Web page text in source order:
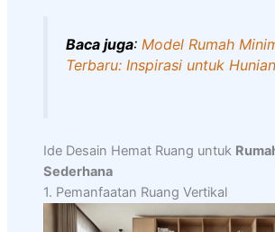
Baca juga: Model Rumah
Terbaru: Inspirasi untuk
Ide Desain Hemat Ruang untuk
Sederhana
1. Pemanfaatan Ruang Vertikal